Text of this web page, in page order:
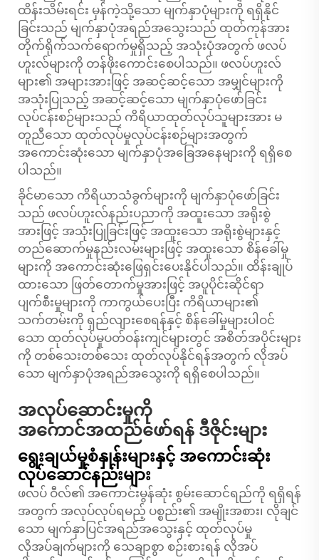
ထိန်းသိမ်းရင်း မှန်ကဲ့သို့သော မျက်နှာပုံများကို ရရှိနိုင်
ခြင်းသည် မျက်နှာပုံအရည်အသွေးသည် ထုတ်ကုန်အား
တိုက်ရိုက်သက်ရောက်မှုရှိသည့် အသုံးပုံအတွက် ဖလပ်
ဟူးလ်များကို တန်ဖိုးကောင်းစေပါသည်။ ဖလပ်ဟူးလ်
များ၏ အများအားဖြင့် အဆင့်ဆင့်သော အမျှင်များကို
အသုံးပြုသည့် အဆင့်ဆင့်သော မျက်နှာပုံဖော်ခြင်း
လုပ်ငန်းစဉ်များသည် ကိရိယာထုတ်လုပ်သူများအား မ
တူညီသော ထုတ်လုပ်မှုလုပ်ငန်းစဉ်များအတွက်
အကောင်းဆုံးသော မျက်နှာပုံအခြေအနေများကို ရရှိစေ
ပါသည်။
ခိုင်မာသော ကိရိယာသံခွက်များကို မျက်နှာပုံဖော်ခြင်း
သည် ဖလပ်ဟူးလ်နည်းပညာကို အထူးသော အရိုးစွဲ
အားဖြင့် အသုံးပြုခြင်းဖြင့် အထူးသော အရိုးစွဲများနှင့်
တည်ဆောက်မှုနည်းလမ်းများဖြင့် အထူးသော စိန်ခေါ်မှု
များကို အကောင်းဆုံးဖြေရှင်းပေးနိုင်ပါသည်။ ထိန်းချုပ်
ထားသော ဖြတ်တောက်မှုအားဖြင့် အပူပိုင်းဆိုင်ရာ
ပျက်စီးမှုများကို ကာကွယ်ပေးပြီး ကိရိယာများ၏
သက်တမ်းကို ရှည်လျားစေရန်နှင့် စိန်ခေါ်မှုများပါဝင်
သော ထုတ်လုပ်မှုပတ်ဝန်းကျင်များတွင် အစိတ်အပိုင်းများ
ကို တစ်သေးတစ်သေး ထုတ်လုပ်နိုင်ရန်အတွက် လိုအပ်
သော မျက်နှာပုံအရည်အသွေးကို ရရှိစေပါသည်။
အလုပ်ဆောင်းမှုကို
အကောင်အထည်ဖော်ရန် ဒီဇိုင်းများ
ရွေးချယ်မှုစံနှုန်းများနှင့် အကောင်းဆုံး
လုပ်ဆောင်နည်းများ
ဖလပ် ဝီလ်၏ အကောင်းမွန်ဆုံး စွမ်းဆောင်ရည်ကို ရရှိရန်
အတွက် အလုပ်လုပ်ရမည့် ပစ္စည်း၏ အမျိုးအစား၊ လိုချင်
သော မျက်နှာပြင်အရည်အသွေးနှင့် ထုတ်လုပ်မှု
လိုအပ်ချက်များကို သေချာစွာ စဉ်းစားရန် လိုအပ်